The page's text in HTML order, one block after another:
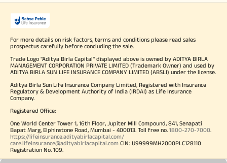
For more details on risk factors, terms and conditions please read sales
prospectus carefully before concluding the sale.
Trade Logo "Aditya Birla Capital" displayed above is owned by ADITYA BIRLA
MANAGEMENT CORPORATION PRIVATE LIMITED (Trademark Owner) and used by
ADITYA BIRLA SUN LIFE INSURANCE COMPANY LIMITED (ABSLI) under the license.
Aditya Birla Sun Life Insurance Company Limited, Registered with Insurance
Regulatory & Development Authority of India (IRDAI) as Life Insurance
Company.
Registered Office:
One World Center Tower 1, 16th Floor, Jupiter Mill Compound, 841, Senapati
Bapat Marg, Elphinstone Road, Mumbai - 400013. Toll free no. 1800-270-7000.
https://lifeinsurance.adityabirlacapital.com/
care.lifeinsurance@adityabirlacapital.com CIN: U99999MH2000PLC128110
Registration No. 109.